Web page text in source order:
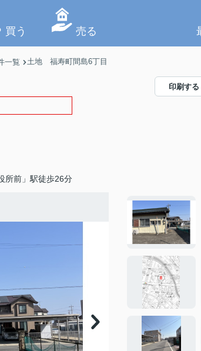
買う 売る
一覧 土地 福寿町間島6丁目
所前」駅徒歩26分
印刷する